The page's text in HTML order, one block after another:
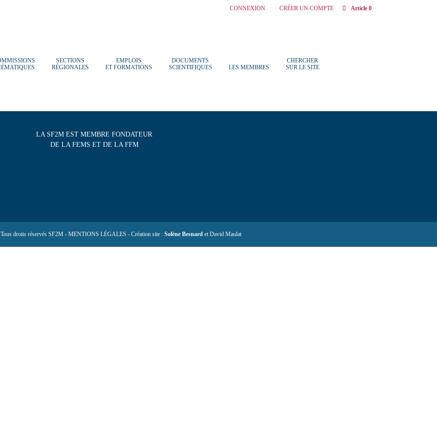
CONNEXION CRÉER UN COMPTE Article 0
SECTIONS
RÉGIONALES
EMPLOIS
ET FORMATIONS
DOCUMENTS
SCIENTIFIQUES
LES MEMBRES
CHERCHER
SUR LE SITE
LA SF2M EST MEMBRE FONDATEUR
DE LA FEMS ET DE LA FFM
droits réservés SF2M - MENTIONS LÉGALES - Création site : Solène Besnard et David Maulat